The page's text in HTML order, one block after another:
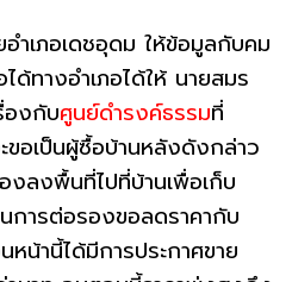
อำเภอเดชอุดม ให้ข้อมูลกับคม
ด้ทางอำเภอได้ให้ นายสมร
องกับศูนย์ดำรงค์ธรรมที่
ขอเป็นผู้ซื้อบ้านหลังดังกล่าว
งลงพื้นที่ไปที่บ้านเพื่อเก็บ
การต่อรองขอลดราคากับ
น้านี้ได้มีการประกาศขาย